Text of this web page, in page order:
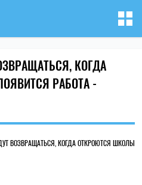
КОГДА
РАБОТА -
ВОЗВРАЩАТЬСЯ, КОГДА ОТКРОЮТСЯ ШКОЛЫ